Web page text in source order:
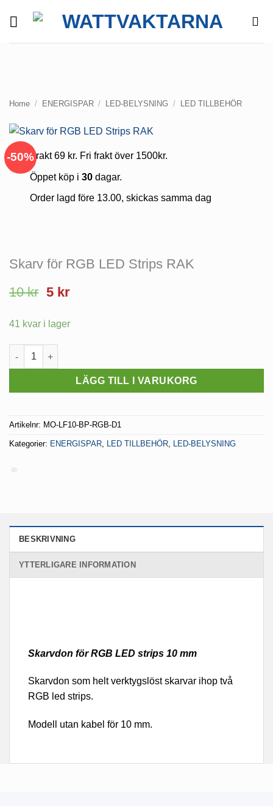
Home / ENERGISPAR / LED-BELYSNING / LED TILLBEHÖR
-50%Frakt 69 kr. Fri frakt över 1500kr.
Öppet köp i 30dagar.
Order lagd före 13.00, skickas samma dag
Skarv för RGB LED Strips RAK
10kr Det
priset
var:
10 kr.
5 krDet
priset
41 kvar i lager
Skarv för RGB LED Strips RAK mängd
LÄGG TILL I VARUKORG
Artikelnr: MO-LF10-BP-RGB-D1
Kategorier: ENERGISPAR, LED TILLBEHÖR, LED-BELYSNING
BESKRIVNING
YTTERLIGARE INFORMATION
Skarvdon för RGB LED strips 10 mm
Skarvdon som helt verktygslöst skarvar ihop två
RGB led strips.
Modell utan kabel för 10 mm.